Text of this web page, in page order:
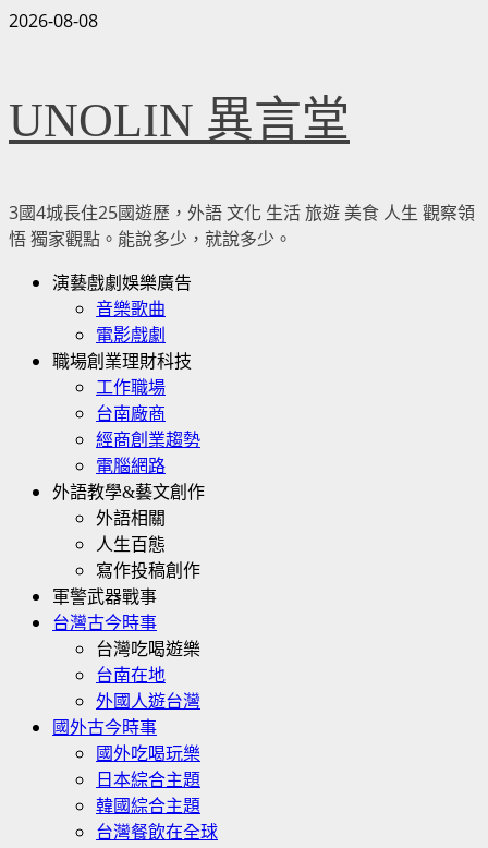
Skip
2026-08-08
UNOLIN 異言堂
3國4城長住25國遊歷，外語 文化 生活 旅遊 美食 人生 觀察領
悟 獨家觀點。能說多少，就說多少。
Primary演藝戲劇娛樂廣告
音樂歌曲
電影戲劇
職場創業理財科技
工作職場
台南廠商
經商創業趨勢
電腦網路
外語教學&藝文創作
外語相關
人生百態
寫作投稿創作
軍警武器戰事
台灣古今時事
台灣吃喝遊樂
台南在地
外國人遊台灣
國外古今時事
國外吃喝玩樂
日本綜合主題
韓國綜合主題
台灣餐飲在全球